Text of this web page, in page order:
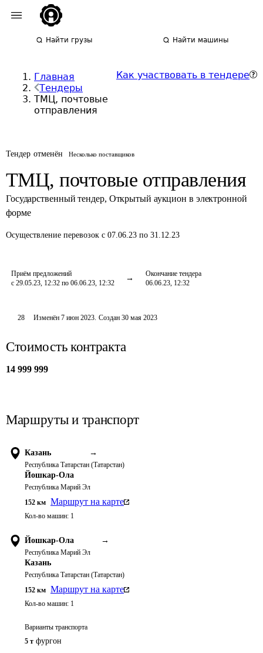
Найти грузы Найти машины
Главная
Тендеры
ТМЦ, почтовые
отправления
Как участвовать в тендере
Тендер отменён Несколько поставщиков
ТМЦ, почтовые отправления
Государственный тендер, Открытый аукцион в электронной
форме
Осуществление перевозок с 07.06.23 по 31.12.23
Приём предложений
с 29.05.23, 12:32 по 06.06.23, 12:32
Окончание тендера
06.06.23, 12:32
28 Изменён7 июн 2023. Создан 30 мая 2023
Стоимость контракта
14 999 999
Маршруты и транспорт
Казань →
Республика Татарстан (Татарстан)
Йошкар-Ола
Республика Марий Эл
152 км Маршрут на карте
Кол-во машин: 1
Йошкар-Ола →
Республика Марий Эл
Казань
Республика Татарстан (Татарстан)
152 км Маршрут на карте
Кол-во машин: 1
Варианты транспорта
5 т фургон